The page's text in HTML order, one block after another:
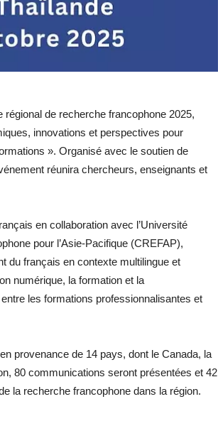
de recherche francophone 2025,
innovations et perspectives pour
». Organisé avec le soutien de
réunira chercheurs, enseignants et
en collaboration avec l’Université
pour l’Asie-Pacifique (CREFAP),
du français en contexte multilingue et
numérique, la formation et la
les formations professionnalisantes et
provenance de 14 pays, dont le Canada, la
80 communications seront présentées et 42
la recherche francophone dans la région.